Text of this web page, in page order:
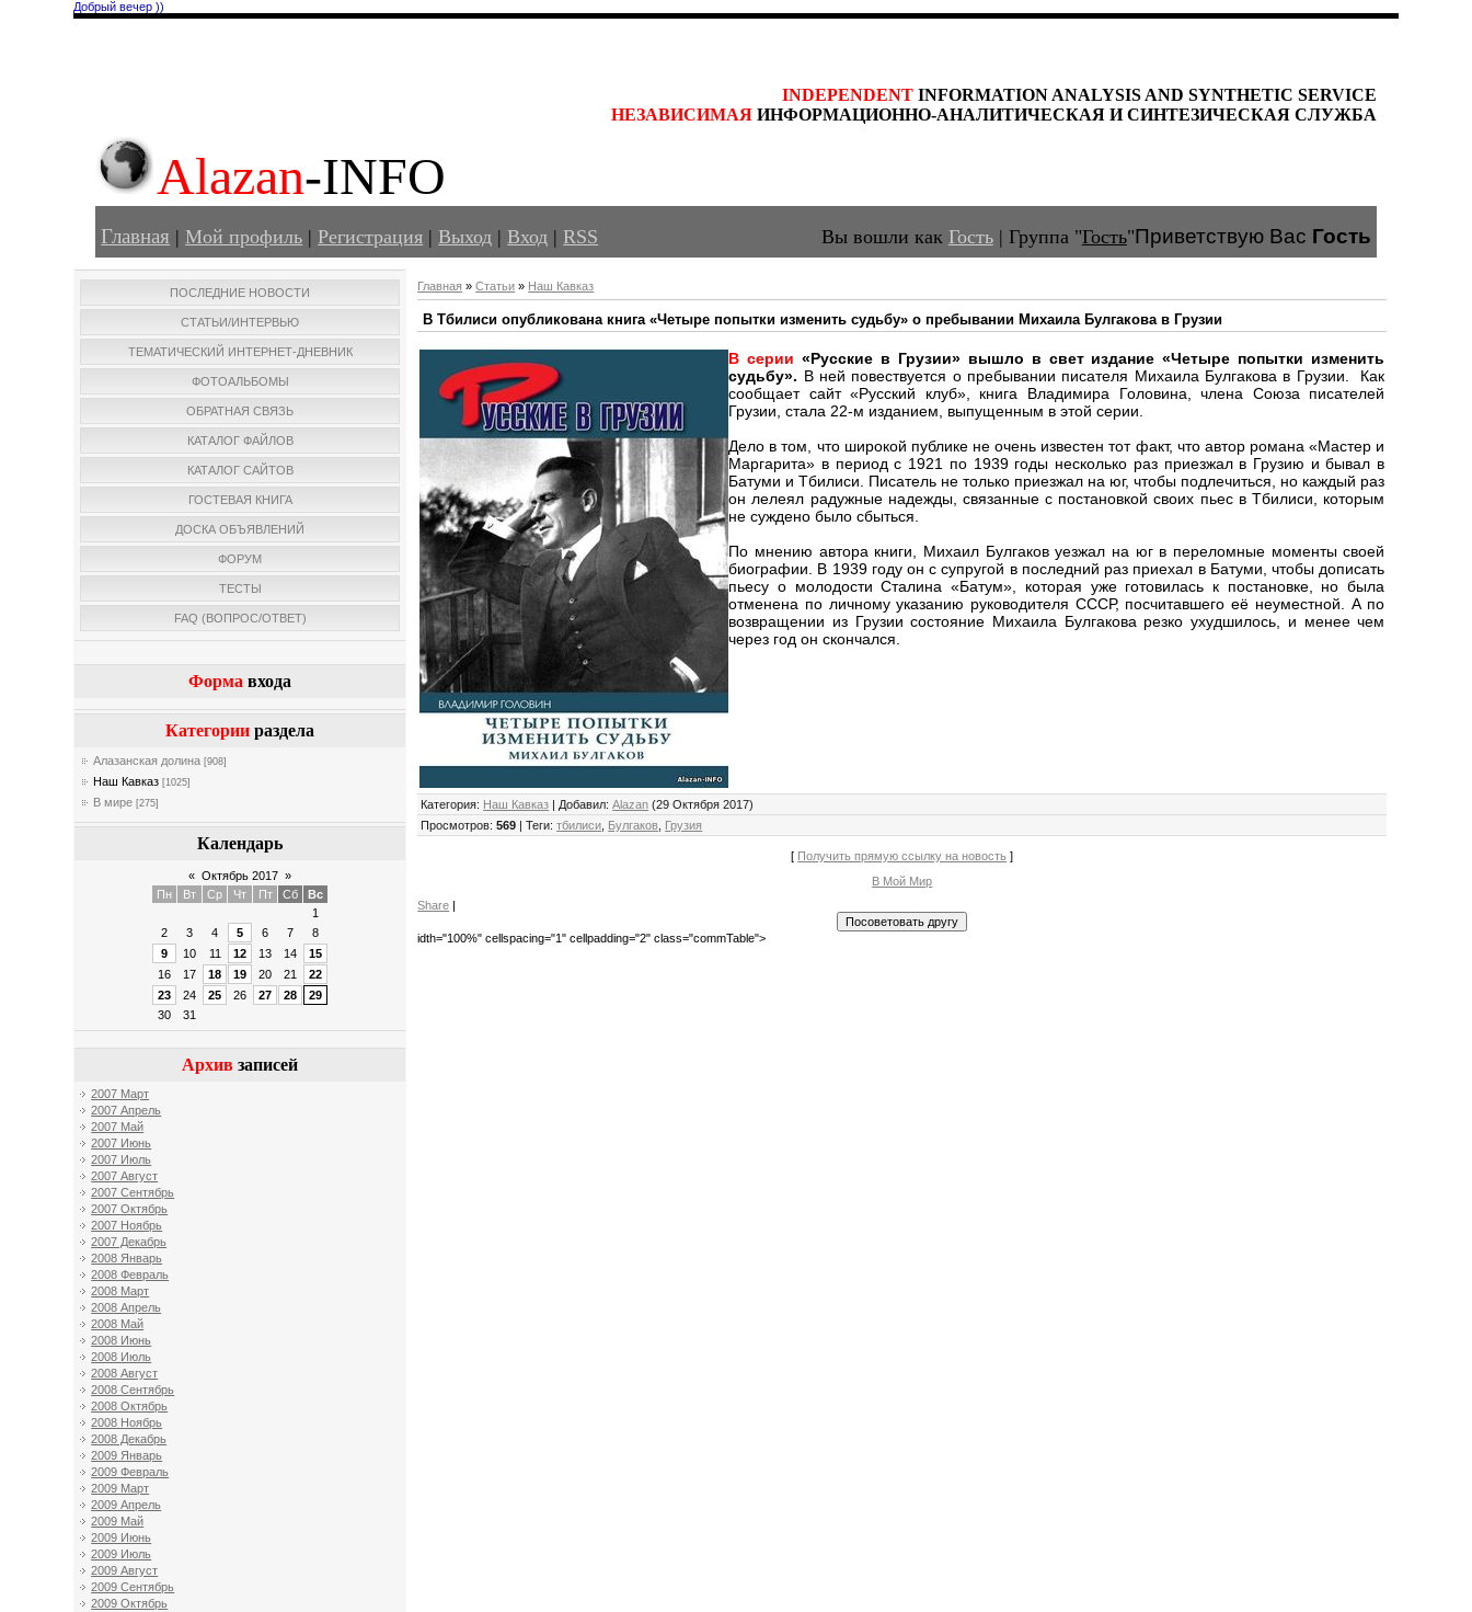
Добрый вечер ))
INDEPENDENT INFORMATION ANALYSIS AND SYNTHETIC SERVICE
НЕЗАВИСИМАЯ ИНФОРМАЦИОННО-АНАЛИТИЧЕСКАЯ И СИНТЕЗИЧЕСКАЯ СЛУЖБА
Alazan-INFO
Главная |Мой профиль |Регистрация |Выход |Вход |RSS Вы вошли как Гость| Группа"Гость"Приветствую Вас Гость
ПОСЛЕДНИЕ НОВОСТИ
СТАТЬИ/ИНТЕРВЬЮ
ТЕМАТИЧЕСКИЙ ИНТЕРНЕТ-ДНЕВНИК
ФОТОАЛЬБОМЫ
ОБРАТНАЯ СВЯЗЬ
КАТАЛОГ ФАЙЛОВ
КАТАЛОГ САЙТОВ
ГОСТЕВАЯ КНИГА
ДОСКА ОБЪЯВЛЕНИЙ
ФОРУМ
ТЕСТЫ
FAQ (ВОПРОС/ОТВЕТ)
Форма входа
Категории раздела
Алазанская долина [908]
Наш Кавказ [1025]
В мире [275]
Календарь
« Октябрь 2017 »
Пн
Вт Ср Чт Пт Сб
Вс
1
2
3 4 5 6 7
8
9
10 11 12 13 14
15
16
17 18 19 20 21
22
23
24 25 26 27 28
29
30
31
Архив записей
2007 Март
2007 Апрель
2007 Май
2007 Июнь
2007 Июль
2007 Август
2007 Сентябрь
2007 Октябрь
2007 Ноябрь
2007 Декабрь
2008 Январь
2008 Февраль
2008 Март
2008 Апрель
2008 Май
2008 Июнь
2008 Июль
2008 Август
2008 Сентябрь
2008 Октябрь
2008 Ноябрь
2008 Декабрь
2009 Январь
2009 Февраль
2009 Март
2009 Апрель
2009 Май
2009 Июнь
2009 Июль
2009 Август
2009 Сентябрь
2009 Октябрь
Главная »Статьи » Наш Кавказ
В Тбилиси опубликована книга «Четыре попытки изменить судьбу» о пребывании Михаила Булгакова в Грузии
В серии «Русские в Грузии» вышло в свет издание «Четыре попытки изменить
судьбу». В ней повествуется о пребывании писателя Михаила Булгакова в Грузии. Как
сообщает сайт «Русский клуб», книга Владимира Головина, члена Союза писателей
Грузии, стала 22-м изданием, выпущенным в этой серии.
Дело в том, что широкой публике не очень известен тот факт, что автор романа «Мастер и
Маргарита» в период с 1921 по 1939 годы несколько раз приезжал в Грузию и бывал в
Батуми и Тбилиси. Писатель не только приезжал на юг, чтобы подлечиться, но каждый раз
он лелеял радужные надежды, связанные с постановкой своих пьес в Тбилиси, которым
не суждено было сбыться.
По мнению автора книги, Михаил Булгаков уезжал на юг в переломные моменты своей
биографии. В 1939 году он с супругой в последний раз приехал в Батуми, чтобы дописать
пьесу о молодости Сталина «Батум», которая уже готовилась к постановке, но была
отменена по личному указанию руководителя СССР, посчитавшего её неуместной. А по
возвращении из Грузии состояние Михаила Булгакова резко ухудшилось, и менее чем
через год он скончался.
Категория: Наш Кавказ | Добавил:Alazan (29 Октября 2017)
Просмотров:569 |Теги:тбилиси Булгаков Грузия
[ Получить прямую ссылку на новость ]
В Мой Мир
Share
idth="100%" cellspacing="1" cellpadding="2" class="commTable">